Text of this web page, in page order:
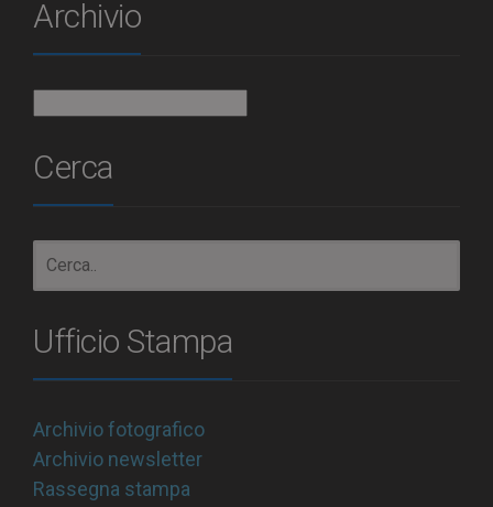
Archivio
Cerca
Ufficio Stampa
Archivio fotografico
Archivio newsletter
Rassegna stampa